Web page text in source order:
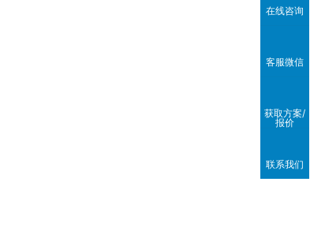
在线咨询
客服微信
获取方案/
报价
联系我们